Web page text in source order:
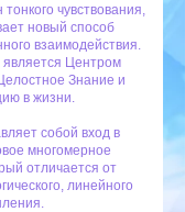
чувствования,
новый способ
взаимодействия.
Центром
Знание и
в жизни.
собой вход в
многомерное
отличается от
линейного